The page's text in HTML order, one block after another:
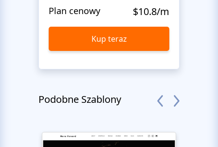
Plan cenowy $10.8/m
Kup teraz
Podobne Szablony